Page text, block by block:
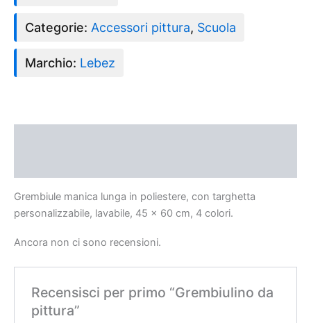
Categorie: Accessori pittura, Scuola
Marchio: Lebez
Grembiule manica lunga in poliestere, con targhetta
personalizzabile, lavabile, 45 x 60 cm, 4 colori.
Ancora non ci sono recensioni.
Recensisci per primo “Grembiulino da
pittura”